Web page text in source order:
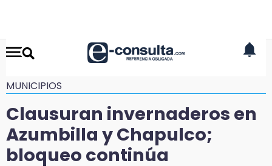
MUNICIPIOS
Clausuran invernaderos en
Azumbilla y Chapulco;
bloqueo continúa